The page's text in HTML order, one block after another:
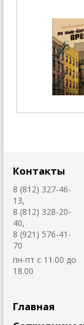
Контакты
8 (812) 327-46-
13,
8 (812) 328-20-
40,
8 (921) 576-41-
70
пн-пт с 11.00 до
18.00
Главная